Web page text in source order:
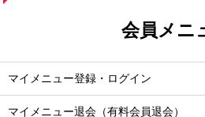
会員メニ
マイメニュー登録・ログイン
マイメニュー退会（有料会員退会）